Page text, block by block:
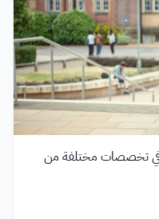
في تخصصات مختلفة من